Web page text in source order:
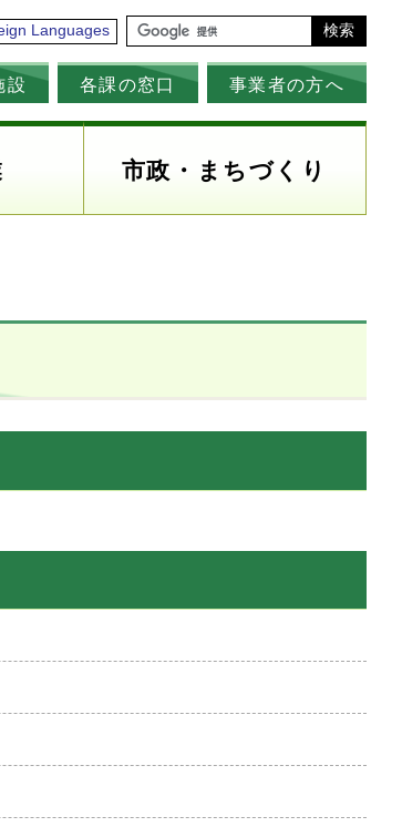
Languages 検索
設 各課の窓口 事業者の方へ
市政・まちづくり